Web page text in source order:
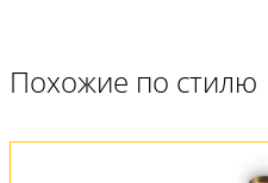
Похожие по стилю